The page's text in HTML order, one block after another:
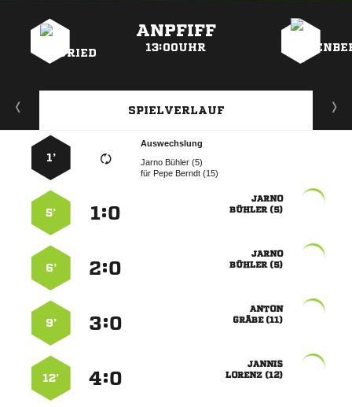
ANPFIFF
13:00UHR
SPIELVERLAUF
Auswechslung
  
für   
1’

 
:
5’

 
:
6’

 
:
9’

 
:
12’